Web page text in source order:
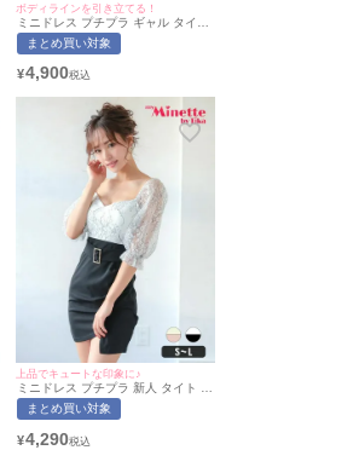
ボディラインを引き立てる！
ミニドレス プチプラ ギャル タイト
長袖 袖あり オフショル セクシー ラ
ウンジ キャミソール レース 花柄 低
バドレス (ちぴたん着用/S~Lサイズ
まとめ買い対象
¥4,900
上品でキュートな印象に♪
ミニドレス プチプラ 新人 タイト 袖
あり セクシー シアー袖 低身長 谷間
背中魅せ 同伴 ウエストベルト 白 黒
イズ対応) | myMinette/マイミネット
まとめ買い対象
¥4,290